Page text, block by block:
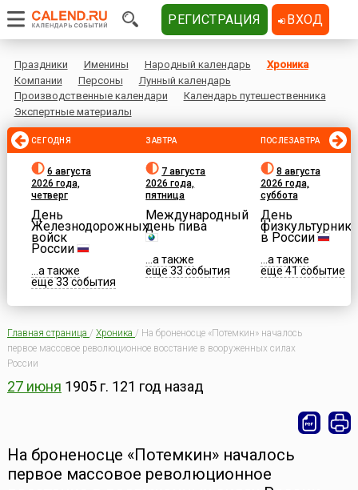
Праздники Именины Народный календарь
Хроника
Компании
Персоны
Лунный календарь
Производственные календари
Календарь путешественника
Экспертные материалы
СЕГОДНЯ
6 августа
2026 года,
четверг
День
Железнодорожных
войск
России
...а также
еще 33 события
ЗАВТРА
7 августа
2026 года,
пятница
Международный
день пива
...а также
еще 33 события
ПОСЛЕЗАВТРА
8 августа
2026 года,
суббота
День
физкультурника
в России
...а также
еще 41 событие
Главная страница / Хроника / На броненосце «Потемкин» началось
первое массовое революционное восстание в вооруженных силах
России
27 июня 1905 г. 121 год назад
На броненосце «Потемкин» началось
первое массовое революционное
РЕГИСТРАЦИЯ ВХОД